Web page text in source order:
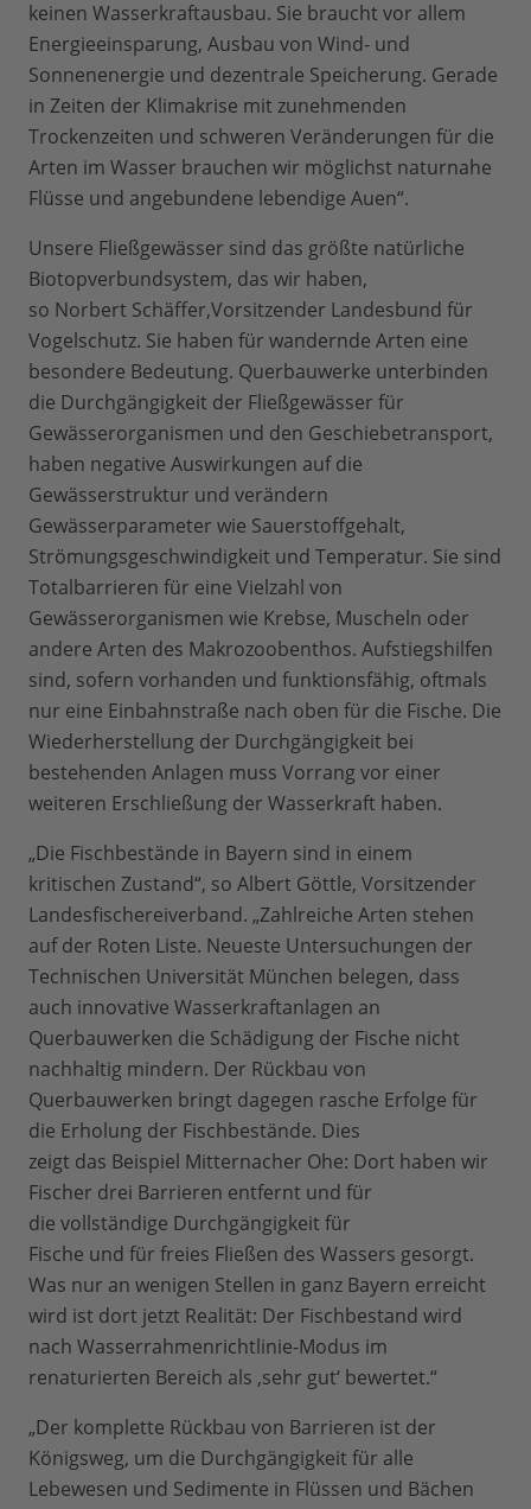
keinen Wasserkraftausbau. Sie braucht vor allem
Energieeinsparung, Ausbau von Wind- und
Sonnenenergie und dezentrale Speicherung. Gerade
in Zeiten der Klimakrise mit zunehmenden
Trockenzeiten und schweren Veränderungen für die
Arten im Wasser brauchen wir möglichst naturnahe
Flüsse und angebundene lebendige Auen“.
Unsere Fließgewässer sind das größte natürliche
Biotopverbundsystem, das wir haben,
so Norbert Schäffer,Vorsitzender Landesbund für
Vogelschutz. Sie haben für wandernde Arten eine
besondere Bedeutung. Querbauwerke unterbinden
die Durchgängigkeit der Fließgewässer für
Gewässerorganismen und den Geschiebetransport,
haben negative Auswirkungen auf die
Gewässerstruktur und verändern
Gewässerparameter wie Sauerstoffgehalt,
Strömungsgeschwindigkeit und Temperatur. Sie sind
Totalbarrieren für eine Vielzahl von
Gewässerorganismen wie Krebse, Muscheln oder
andere Arten des Makrozoobenthos. Aufstiegshilfen
sind, sofern vorhanden und funktionsfähig, oftmals
nur eine Einbahnstraße nach oben für die Fische. Die
Wiederherstellung der Durchgängigkeit bei
bestehenden Anlagen muss Vorrang vor einer
weiteren Erschließung der Wasserkraft haben.
„Die Fischbestände in Bayern sind in einem
kritischen Zustand“, so Albert Göttle, Vorsitzender
Landesfischereiverband. „Zahlreiche Arten stehen
auf der Roten Liste. Neueste Untersuchungen der
Technischen Universität München belegen, dass
auch innovative Wasserkraftanlagen an
Querbauwerken die Schädigung der Fische nicht
nachhaltig mindern. Der Rückbau von
Querbauwerken bringt dagegen rasche Erfolge für
die Erholung der Fischbestände. Dies
zeigt das Beispiel Mitternacher Ohe: Dort haben wir
Fischer drei Barrieren entfernt und für
die vollständige Durchgängigkeit für
Fische und für freies Fließen des Wassers gesorgt.
Was nur an wenigen Stellen in ganz Bayern erreicht
wird ist dort jetzt Realität: Der Fischbestand wird
nach Wasserrahmenrichtlinie-Modus im
renaturierten Bereich als ‚sehr gut‘ bewertet.“
„Der komplette Rückbau von Barrieren ist der
Königsweg, um die Durchgängigkeit für alle
Lebewesen und Sedimente in Flüssen und Bächen